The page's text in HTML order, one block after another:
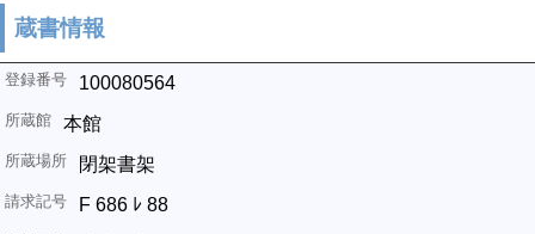
蔵書情報
100080564
本館
閉架書架
F 686 ﾚ 88